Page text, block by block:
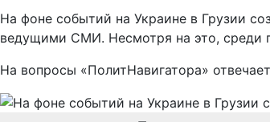
На фоне событий на Украине в Грузии
ведущими СМИ. Несмотря на это, среди
На вопросы «ПолитНавигатора»